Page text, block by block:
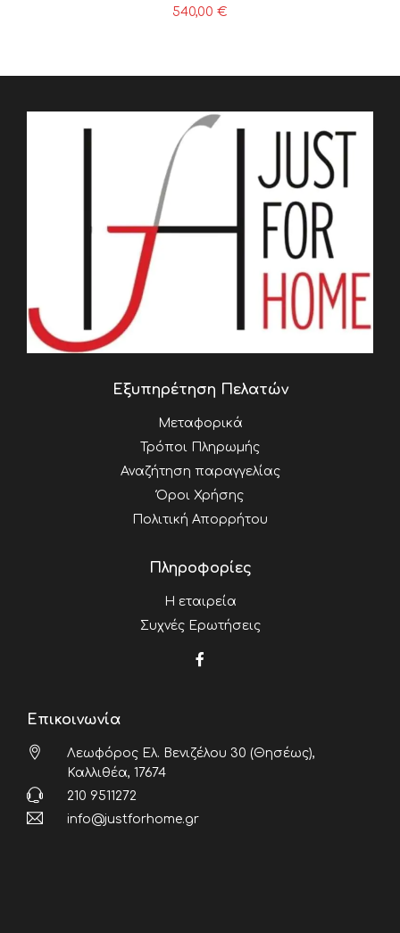
540,00 €
Εξυπηρέτηση Πελατών
Μεταφορικά
Τρόποι Πληρωμής
Αναζήτηση παραγγελίας
Όροι Χρήσης
Πολιτική Απορρήτου
Πληροφορίες
Η εταιρεία
Συχνές Ερωτήσεις
Επικοινωνία
Λεωφόρος Ελ. Βενιζέλου 30 (Θησέως),
Καλλιθέα, 17674
210 9511272
info@justforhome.gr